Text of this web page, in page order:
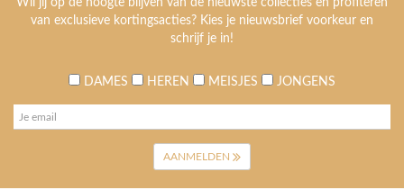
Wil jij op de hoogte blijven van de nieuwste collecties en profiteren
van exclusieve kortingsacties? Kies je nieuwsbrief voorkeur en
schrijf je in!
DAMES HEREN MEISJES JONGENS
AANMELDEN